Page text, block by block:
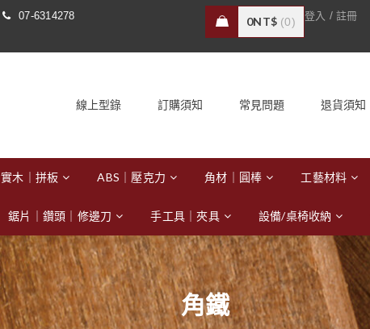
07-6314278
0NT$ 0 登入 / 註冊
線上型錄 訂購須知 常見問題 退貨須知
實木｜拼板 ABS｜壓克力 角材｜圓棒 工藝材料
鋸片｜鑽頭｜修邊刀 手工具｜夾具 設備/桌椅收納
角鐵